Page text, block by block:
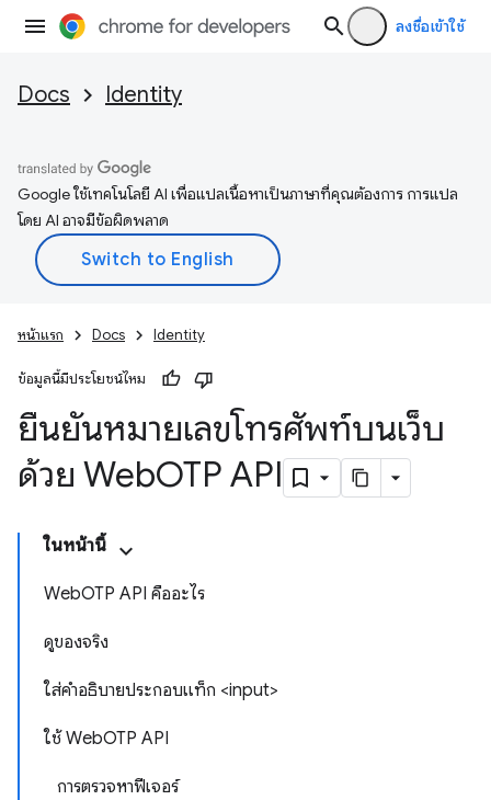
ลงชื่อเข้าใช้
Docs Identity
Google ใช้เทคโนโลยี AI เพื่อแปลเนื้อหาเป็นภาษาที่คุณต้องการ การแปล
โดย AI อาจมีข้อผิดพลาด
หน้าแรก Docs Identity
ข้อมูลนี้มีประโยชน์ไหม
ยืนยันหมายเลขโทรศัพท์บนเว็บ
ด้วย WebOTP API
ในหน้านี้
WebOTP API คืออะไร
ดูของจริง
ใส่คำอธิบายประกอบแท็ก <input>
ใช้ WebOTP API
การตรวจหาฟีเจอร์